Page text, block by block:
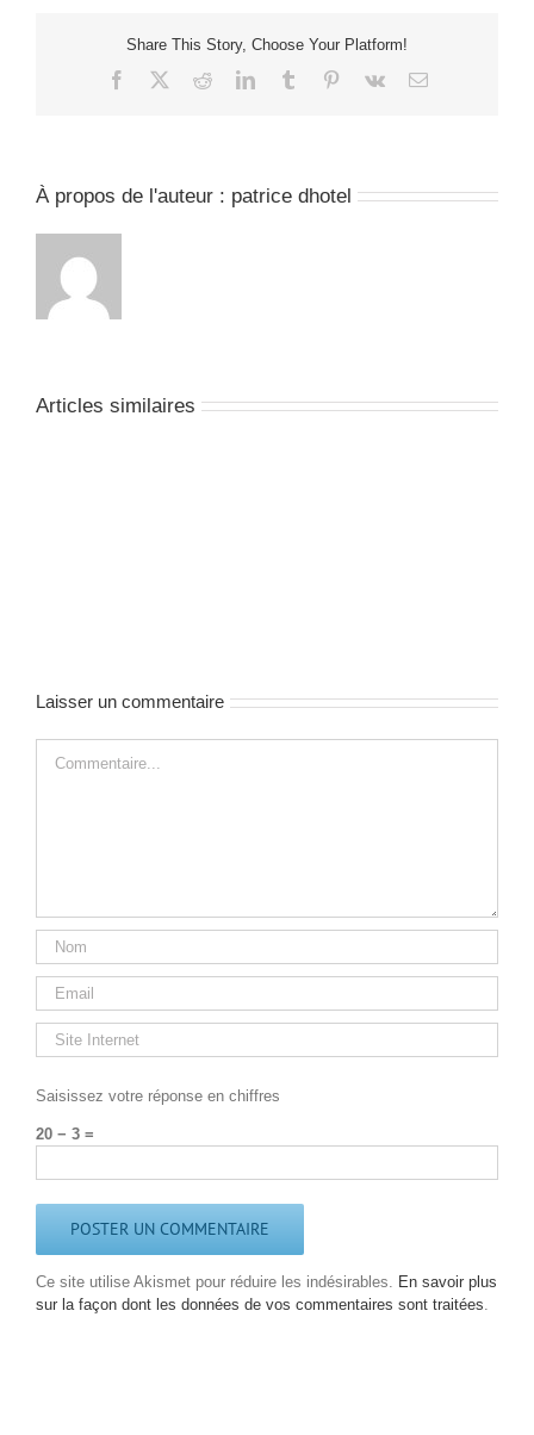
Share This Story, Choose Your Platform!
Facebook RedditLinkedInTumblr Pinterest
Vk Email
À propos de l'auteur : patrice dhotel
Articles similaires
Laisser un commentaire
Saisissez votre réponse en chiffres
20 − 3 =
Ce site utilise Akismet pour réduire les indésirables. En savoir plus
sur la façon dont les données de vos commentaires sont traitées.